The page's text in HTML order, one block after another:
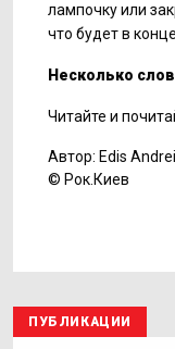
лампочку или
что будет в
Несколько
Читайте и
Автор: Edis
© Рок.Киев
ПУБЛИКАЦИИ